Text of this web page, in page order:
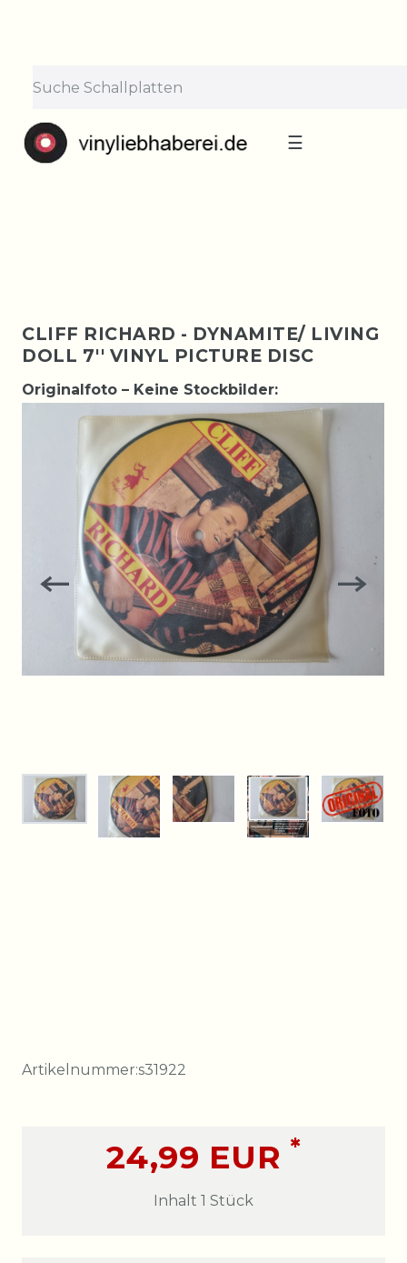
Bestellungen nehmen wir gerne entgegen —
der Versand startet wieder ab Montag, 31.
☰
CLIFF RICHARD - DYNAMITE/ LIVING
DOLL 7'' VINYL PICTURE DISC
Originalfoto – Keine Stockbilder:
Artikelnummer:s31922
24,99 EUR *
Inhalt 1 Stück